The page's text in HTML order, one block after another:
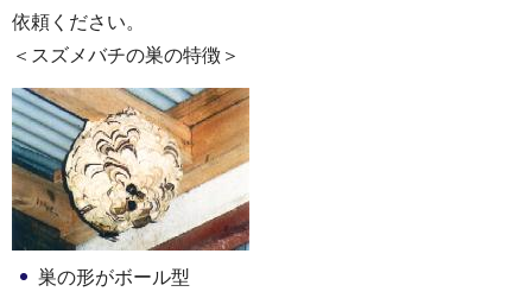
依頼ください。
＜スズメバチの巣の特徴＞
巣の形がボール型